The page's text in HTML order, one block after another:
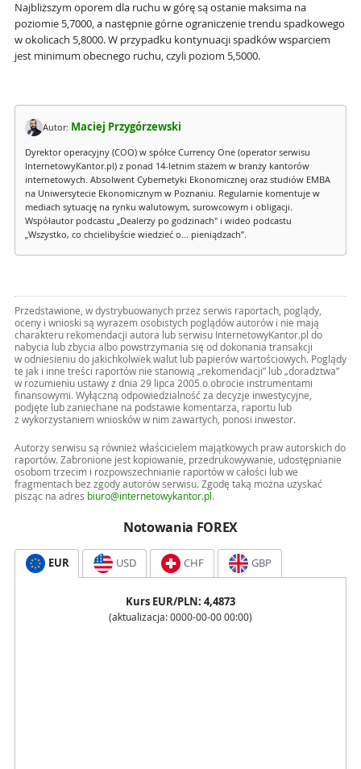
Najbliższym oporem dla ruchu w górę są ostanie maksima na
poziomie 5,7000, a następnie górne ograniczenie trendu spadkowego
w okolicach 5,8000. W przypadku kontynuacji spadków wsparciem
jest minimum obecnego ruchu, czyli poziom 5,5000.
Autor: Maciej Przygórzewski
Dyrektor operacyjny (COO) w spółce Currency One (operator serwisu
InternetowyKantor.pl) z ponad 14-letnim stażem w branży kantorów
internetowych. Absolwent Cybernetyki Ekonomicznej oraz studiów EMBA
na Uniwersytecie Ekonomicznym w Poznaniu. Regularnie komentuje w
mediach sytuację na rynku walutowym, surowcowym i obligacji.
Współautor podcastu „Dealerzy po godzinach" i wideo podcastu
„Wszystko, co chcielibyście wiedzieć o... pieniądzach”.
Przedstawione, w dystrybuowanych przez serwis raportach, poglądy,
oceny i wnioski są wyrazem osobistych poglądów autorów i nie mają
charakteru rekomendacji autora lub serwisu InternetowyKantor.pl do
nabycia lub zbycia albo powstrzymania się od dokonania transakcji
w odniesieniu do jakichkolwiek walut lub papierów wartościowych. Poglądy
te jak i inne treści raportów nie stanowią „rekomendacji” lub „doradztwa”
w rozumieniu ustawy z dnia 29 lipca 2005 o obrocie instrumentami
finansowymi. Wyłączną odpowiedzialność za decyzje inwestycyjne,
podjęte lub zaniechane na podstawie komentarza, raportu lub
z wykorzystaniem wniosków w nim zawartych, ponosi inwestor.
Autorzy serwisu są również właścicielem majątkowych praw autorskich do
raportów. Zabronione jest kopiowanie, przedrukowywanie, udostępnianie
osobom trzecim i rozpowszechnianie raportów w całości lub we
fragmentach bez zgody autorów serwisu. Zgodę taką można uzyskać
pisząc na adres biuro@internetowykantor.pl .
Notowania FOREX
EUR USD CHF GBP
Kurs EUR/PLN: 4,4873
(aktualizacja: 0000-00-00 00:00)